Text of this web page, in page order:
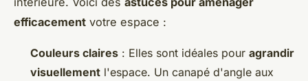
efficacement votre espace :
Couleurs claires : Elles sont idéales pour agrandir
visuellement l'espace. Un canapé d'angle aux